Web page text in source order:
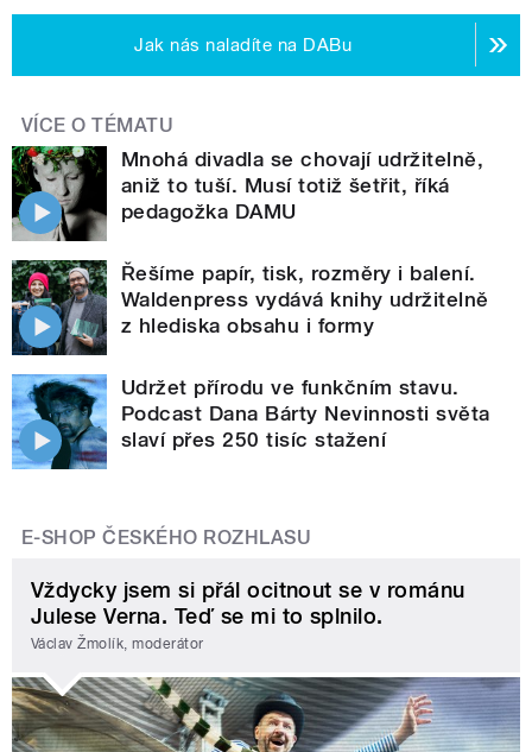
Jak nás naladíte na DABu
VÍCE O TÉMATU
Mnohá divadla se chovají udržitelně,
aniž to tuší. Musí totiž šetřit, říká
pedagožka DAMU
Řešíme papír, tisk, rozměry i balení.
Waldenpress vydává knihy udržitelně
z hlediska obsahu i formy
Udržet přírodu ve funkčním stavu.
Podcast Dana Bárty Nevinnosti světa
slaví přes 250 tisíc stažení
E-SHOP ČESKÉHO ROZHLASU
Vždycky jsem si přál ocitnout se v románu
Julese Verna. Teď se mi to splnilo.
Václav Žmolík, moderátor